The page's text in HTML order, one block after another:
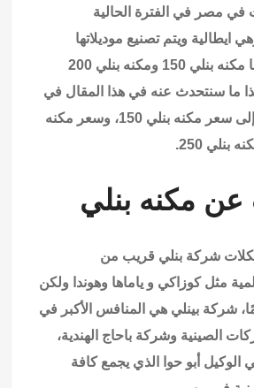
في مصر في الفترة الحالية
ايطالية ويتم تصنيع موديلاتها
بالصين ومن أنواعها مكنه بنلي 150 ومكنه بنلي 200
بالإضافة إلى سعر مكنه بنلي 150، وسعر مكنه
مكنه بنلي
شركة بنلي قريب من
مثل كوزاكي و ياماها وهوندا ولكن
شركة بينلي هي المنافس الأكبر في
الصينية وشركة باحاج الهندية،
الوكيل أبو حوا الذي يجمع كافة